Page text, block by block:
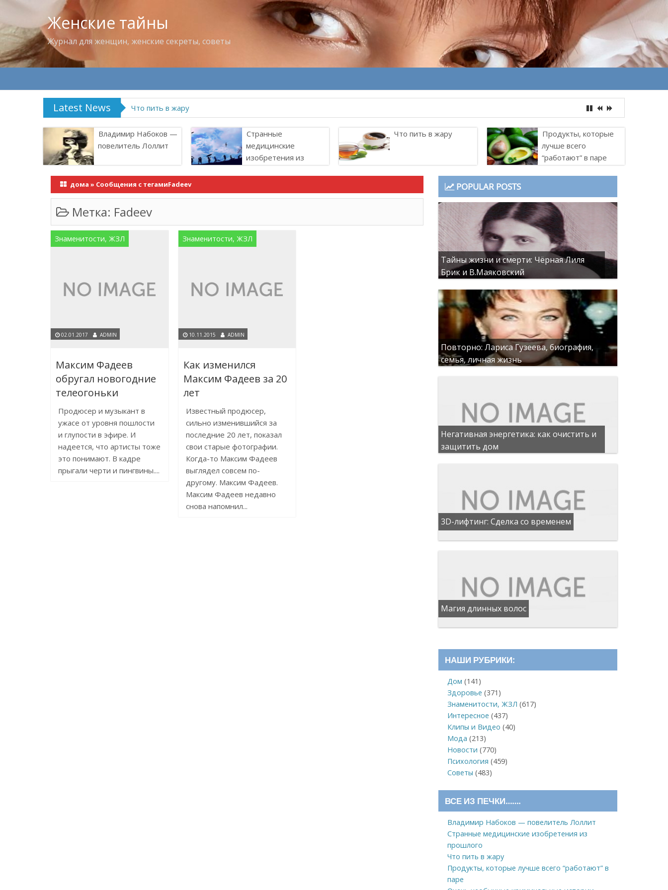
Женские тайны
Журнал для женщин, женские секреты, советы
Latest News Что пить в жару
Владимир Набоков —
повелитель Лоллит
Странные
медицинские
изобретения из
Что пить в жару
Продукты, которые
лучше всего
“работают” в паре
дома » Сообщения с тегамиFadeev
Метка: Fadeev
Знаменитости, ЖЗЛ
02.01.2017 ADMIN
Максим Фадеев
обругал новогодние
телеогоньки
Продюсер и музыкант в
ужасе от уровня пошлости
и глупости в эфире. И
надеется, что артисты тоже
это понимают. В кадре
прыгали черти и пингвины....
Знаменитости, ЖЗЛ
10.11.2015 ADMIN
Как изменился
Максим Фадеев за 20
лет
Известный продюсер,
сильно изменившийся за
последние 20 лет, показал
свои старые фотографии.
Когда-то Максим Фадеев
выглядел совсем по-
другому. Максим Фадеев.
Максим Фадеев недавно
снова напомнил...
POPULAR POSTS
Тайны жизни и смерти: Чёрная Лиля
Брик и В.Маяковский
Повторно: Лариса Гузеева, биография,
семья, личная жизнь
Негативная энергетика: как очистить и
защитить дом
3D-лифтинг: Сделка со временем
Магия длинных волос
НАШИ РУБРИКИ:
Дом (141)
Здоровье (371)
Знаменитости, ЖЗЛ (617)
Интересное (437)
Клипы и Видео (40)
Мода (213)
Новости (770)
Психология (459)
Советы (483)
ВСЕ ИЗ ПЕЧКИ…….
Владимир Набоков — повелитель Лоллит
Странные медицинские изобретения из
прошлого
Что пить в жару
Продукты, которые лучше всего “работают” в
паре